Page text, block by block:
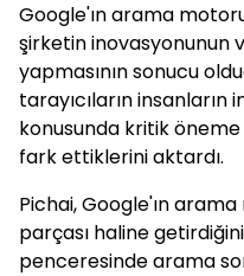
Google'ın arama
şirketin inovasyonunun
yapmasının sonucu
tarayıcıların
konusunda kritik
fark ettiklerini aktardı.
Pichai, Google'ın
parçası haline
penceresinde arama